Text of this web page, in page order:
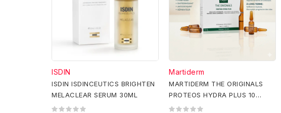
ISDIN
ISDIN ISDINCEUTICS BRIGHTEN
MELACLEAR SERUM 30ML
Martiderm
MARTIDERM THE ORIGINALS
PROTEOS HYDRA PLUS 10
AMPOULES - DRY SKIN